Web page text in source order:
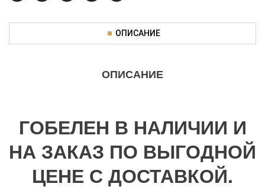
ОПИСАНИЕ
ОПИСАНИЕ
ГОБЕЛЕН В НАЛИЧИИ И
НА ЗАКАЗ ПО ВЫГОДНОЙ
ЦЕНЕ С ДОСТАВКОЙ.